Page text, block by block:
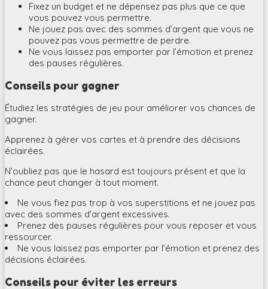
Fixez un budget et ne dépensez pas plus que ce que
vous pouvez vous permettre.
Ne jouez pas avec des sommes d’argent que vous ne
pouvez pas vous permettre de perdre.
Ne vous laissez pas emporter par l’émotion et prenez
des pauses régulières.
Conseils pour gagner
Étudiez les stratégies de jeu pour améliorer vos chances de
gagner.
Apprenez à gérer vos cartes et à prendre des décisions
éclairées.
N’oubliez pas que le hasard est toujours présent et que la
chance peut changer à tout moment.
Ne vous fiez pas trop à vos superstitions et ne jouez pas
avec des sommes d’argent excessives.
Prenez des pauses régulières pour vous reposer et vous
ressourcer.
Ne vous laissez pas emporter par l’émotion et prenez des
décisions éclairées.
Conseils pour éviter les erreurs